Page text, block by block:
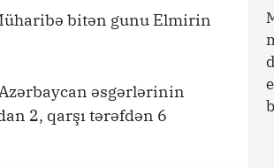
bitən gunu Elmirin
əsgərlərinin
2, qarşı tərəfdən 6